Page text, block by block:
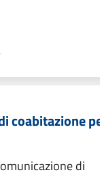
coabitazione
di